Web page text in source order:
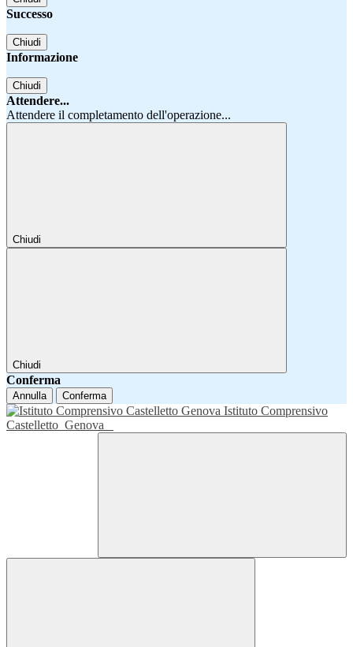
Successo
Chiudi
Informazione
Chiudi
Attendere...
Attendere il completamento dell'operazione...
Chiudi
Chiudi
Conferma
Annulla Conferma
Istituto Comprensivo
Castelletto Genova